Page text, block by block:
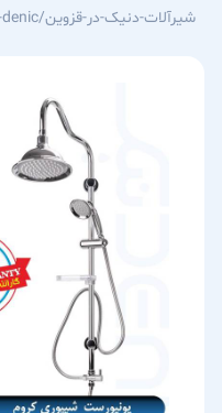
https://chechilas.com/shiralat-denic/شیرآلات-دنیک-در-قزوین